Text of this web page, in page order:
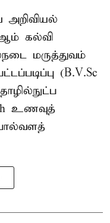
அறிவியல்
கல்வி
மருத்துவம்
(B.V.Sc
உணவுத்